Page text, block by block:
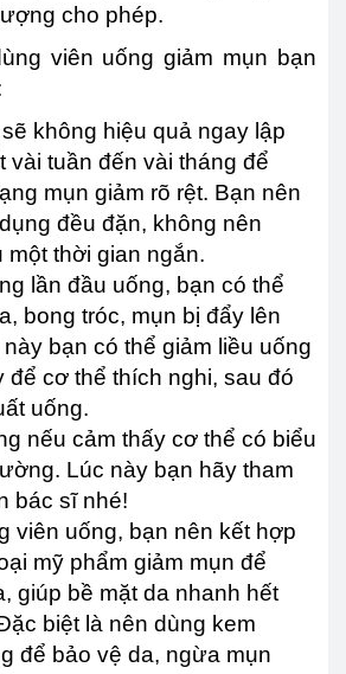
cho phép.
viên uống giảm mụn bạn
không hiệu quả ngay lập
vài tuần đến vài tháng để
mụn giảm rõ rệt. Bạn nên
đều đặn, không nên
một thời gian ngắn.
lần đầu uống, bạn có thể
bong tróc, mụn bị đẩy lên
bạn có thể giảm liều uống
để cơ thể thích nghi, sau đó
uống.
nếu cảm thấy cơ thể có biểu
Lúc này bạn hãy tham
bác sĩ nhé!
viên uống, bạn nên kết hợp
mỹ phẩm giảm mụn để
giúp bề mặt da nhanh hết
biệt là nên dùng kem
để bảo vệ da, ngừa mụn